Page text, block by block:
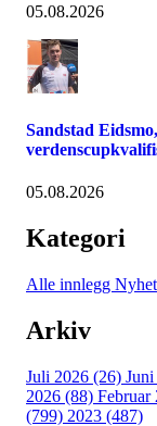
05.08.2026
Sandstad
05.08.2026
Kategori
Alle innlegg
Arkiv
Juli 2026 (26)
2026 (88) Februar
(799) 2023 (487)